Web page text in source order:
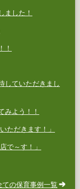
ました！
！
していただきまし
みよう！！
ただきます！」
で～す！」
ての保育事例一覧